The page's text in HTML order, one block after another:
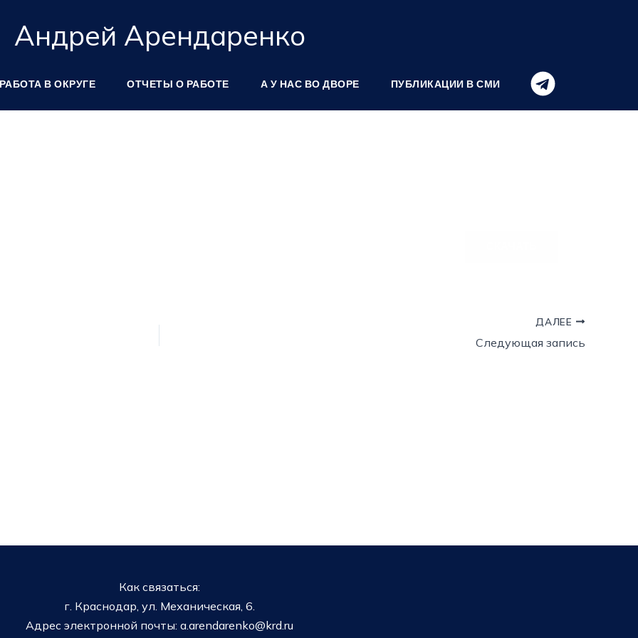
Андрей Арендаренко
РАБОТА В ОКРУГЕ ОТЧЕТЫ О РАБОТЕ А У НАС ВО ДВОРЕ ПУБЛИКАЦИИ В СМИ
ДАЛЕЕ
Следующая запись
Как связаться:
г. Краснодар, ул. Механическая, 6.
Адрес электронной почты: a.arendarenko@krd.ru